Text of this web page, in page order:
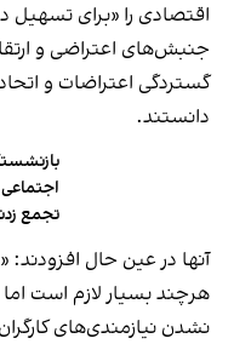
اقتصادی را «برای تسهیل
جنبش‌های اعتراضی و
گستردگی اعتراضات و
دانستند.
تجمع
آنها در عین حال
هرچند بسیار لازم است
نشدن نیازمندی‌های